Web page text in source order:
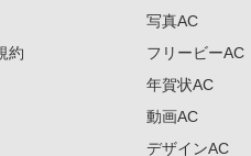
約
写真AC
フリービーAC
年賀状AC
動画AC
デザインAC